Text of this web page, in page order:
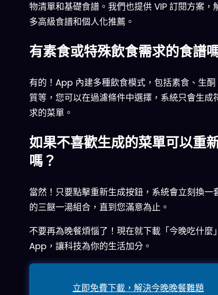
物清單和基礎食譜。我們也提供 VIP 訂閱方案，
多高級食譜和個人化推薦。
有素食或特殊飲食需求的食譜
有的！App 內建多種飲食模式，包括素食、生酮
質等，您可以在過濾條件中選擇，系統只會生成
求的菜單。
如果不喜歡生成的菜單可以重
嗎？
當然！只要點擊重新生成按鈕，系統會立刻換一
的三餸一湯組合，直到您滿意為止。
不要再為晚餐煩惱了！現在就下載「今晚吃什麼
App，讓科技為你的生活加分。
立即免費下載，解決今晚晚餐難題